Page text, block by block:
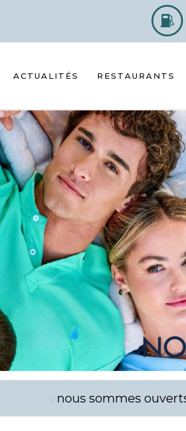
ACTUALITÉS RESTAURANTS